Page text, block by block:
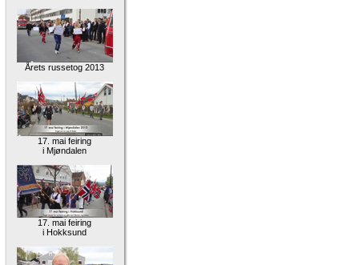
Årets russetog 2013
17. mai feiring
i Mjøndalen
17. mai feiring
i Hokksund